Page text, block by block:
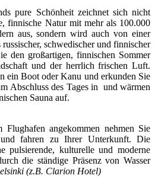
pure Schönheit zeichnet sich nicht
finnische Natur mit mehr als 100.000
aus, sondern wird auch von einer
schwedischer und finnischer
den großartigen, finnischen Sommer
und der herrlich frischen Luft.
ein Boot oder Kanu und erkunden Sie
Abschluss des Tages in und wärmen
Sauna auf.
Flughafen angekommen nehmen Sie
fahren zu Ihrer Unterkunft. Die
pulsierende, kulturelle und moderne
die ständige Präsenz von Wasser
(z.B. Clarion Hotel)